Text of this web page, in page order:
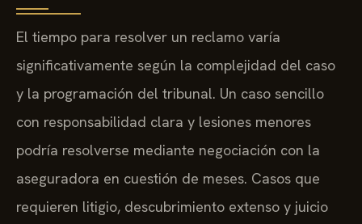
El tiempo para resolver un reclamo varía
significativamente según la complejidad del caso
y la programación del tribunal. Un caso sencillo
con responsabilidad clara y lesiones menores
podría resolverse mediante negociación con la
aseguradora en cuestión de meses. Casos que
requieren litigio, descubrimiento extenso y juicio